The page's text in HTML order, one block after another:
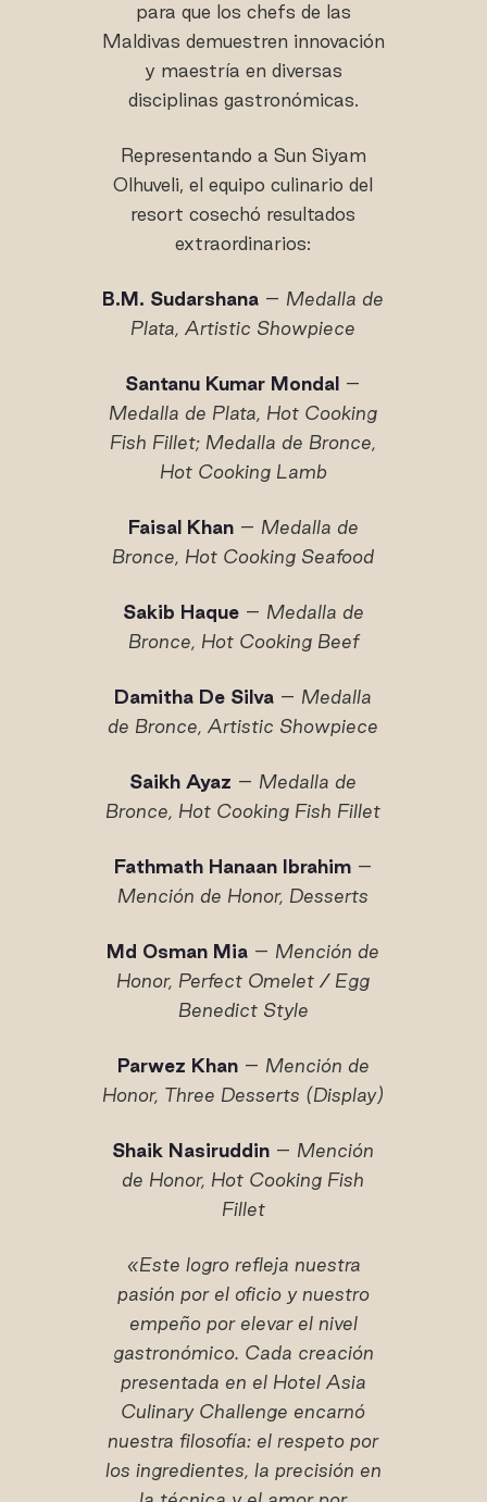
para que los chefs de las
Maldivas demuestren innovación
y maestría en diversas
disciplinas gastronómicas.
Representando a Sun Siyam
Olhuveli, el equipo culinario del
resort cosechó resultados
extraordinarios:
B.M. Sudarshana – Medalla de
Plata, Artistic Showpiece
Santanu Kumar Mondal –
Medalla de Plata, Hot Cooking
Fish Fillet; Medalla de Bronce,
Hot Cooking Lamb
Faisal Khan– Medalla de
Bronce, Hot Cooking Seafood
Sakib Haque– Medalla de
Bronce, Hot Cooking Beef
Damitha De Silva – Medalla
de Bronce, Artistic Showpiece
Saikh Ayaz – Medalla de
Bronce, Hot Cooking Fish Fillet
Fathmath Hanaan Ibrahim–
Mención de Honor, Desserts
Md Osman Mia – Mención de
Honor, Perfect Omelet / Egg
Benedict Style
Parwez Khan– Mención de
Honor, Three Desserts (Display)
Shaik Nasiruddin – Mención
de Honor, Hot Cooking Fish
Fillet
«Este logro refleja nuestra
pasión por el oficio y nuestro
empeño por elevar el nivel
gastronómico. Cada creación
presentada en el Hotel Asia
Culinary Challenge encarnó
nuestra filosofía: el respeto por
los ingredientes, la precisión en